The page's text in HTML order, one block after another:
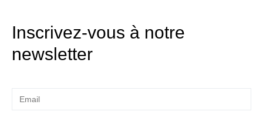
Inscrivez-vous à notre
newsletter